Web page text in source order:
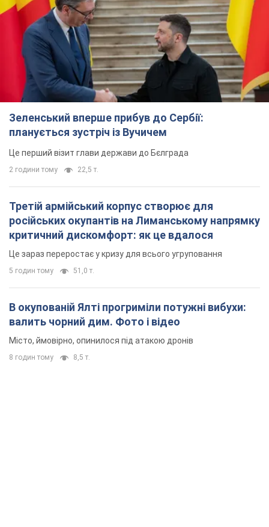
Зеленський вперше прибув до Сербії:
планується зустріч із Вучичем
Це перший візит глави держави до Бєлграда
2 години тому 22,5 т.
Третій армійський корпус створює для
російських окупантів на Лиманському напрямку
критичний дискомфорт: як це вдалося
Це зараз переростає у кризу для всього угруповання
5 годин тому 51,0 т.
В окупованій Ялті прогриміли потужні вибухи:
валить чорний дим. Фото і відео
Місто, ймовірно, опинилося під атакою дронів
8 годин тому 8,5 т.